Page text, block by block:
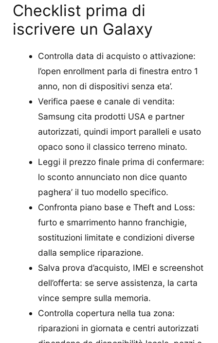
Checklist prima di
iscrivere un Galaxy
Controlla data di acquisto o attivazione:
l’open enrollment parla di finestra entro 1
anno, non di dispositivi senza eta’.
Verifica paese e canale di vendita:
Samsung cita prodotti USA e partner
autorizzati, quindi import paralleli e usato
opaco sono il classico terreno minato.
Leggi il prezzo finale prima di confermare:
lo sconto annunciato non dice quanto
paghera’ il tuo modello specifico.
Confronta piano base e Theft and Loss:
furto e smarrimento hanno franchigie,
sostituzioni limitate e condizioni diverse
dalla semplice riparazione.
Salva prova d’acquisto, IMEI e screenshot
dell’offerta: se serve assistenza, la carta
vince sempre sulla memoria.
Controlla copertura nella tua zona:
riparazioni in giornata e centri autorizzati